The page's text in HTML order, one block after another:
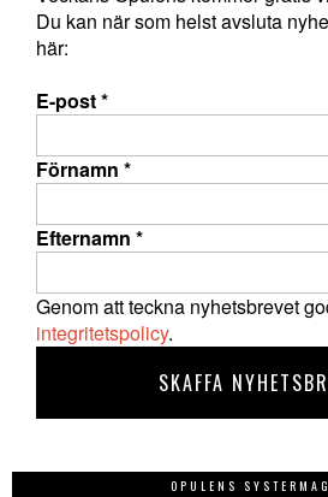
Du kan när som helst avsluta
här:
E-post*
Förnamn *
Efternamn *
Genom att teckna nyhetsbrevet
integritetspolicy.
OPULENS